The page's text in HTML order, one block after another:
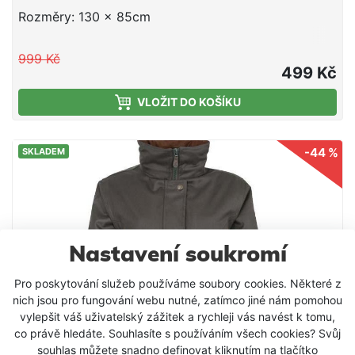
Nastavení soukromí
Pro poskytování služeb používáme soubory cookies. Některé z
nich jsou pro fungování webu nutné, zatímco jiné nám pomohou
vylepšit váš uživatelský zážitek a rychleji vás navést k tomu,
co právě hledáte. Souhlasíte s používáním všech cookies? Svůj
souhlas můžete snadno definovat kliknutím na tlačítko
Rozměry: 130 x 85cm
999 Kč
499 Kč
VLOŽIT DO KOŠÍKU
SKLADEM -44 %